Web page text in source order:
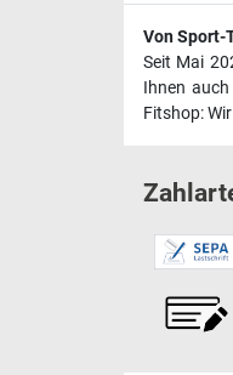
Von Sport-
Seit Mai
Ihnen
Fitshop: